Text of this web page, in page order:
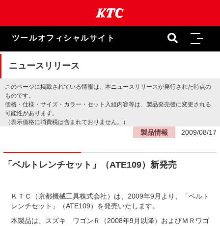
ま
キ
ツールオフィシャルサイト
ニュースリリース
このページに掲載されている情報は、本ニュースリリースが発行された時点の
ものです。
価格・仕様・サイズ・カラー・セット入組内容等は、製品発売後に変更される
可能性があります。
（表示価格に消費税は含まれておりません。）
製品情報 2009/08/17
「ベルトレンチセット」（ATE109）新発売
ＫＴＣ（京都機械工具株式会社）は、2009年9月より、「ベルト
レンチセット」（ATE109）を発売いたします。
本製品は、スズキ ワゴンＲ（2008年9月以降）およびＭＲワゴ